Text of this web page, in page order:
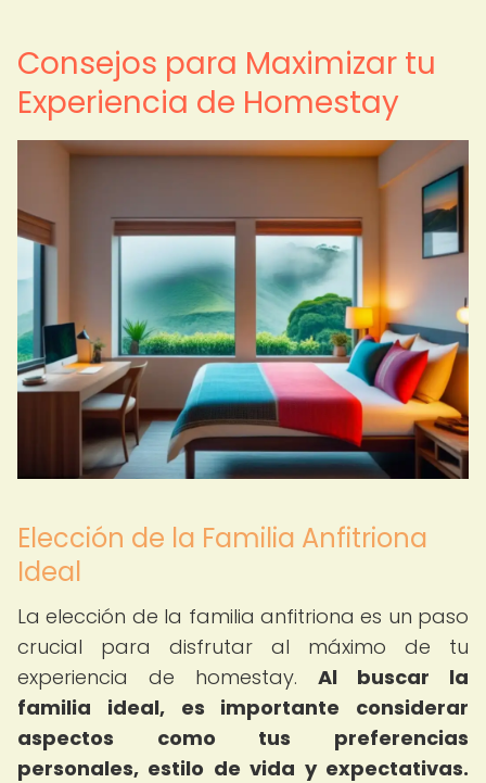
Consejos para Maximizar tu
Experiencia de Homestay
Elección de la Familia Anfitriona
Ideal
La elección de la familia anfitriona es un paso
crucial para disfrutar al máximo de tu
experiencia de homestay. Al buscar la
familia ideal, es importante considerar
aspectos como tus preferencias
personales, estilo de vida y expectativas.